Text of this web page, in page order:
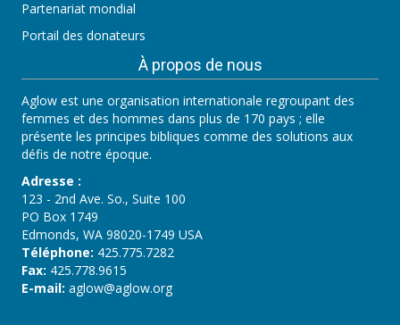
Partenariat mondial
Portail des donateurs
À propos de nous
Aglow est une organisation internationale regroupant des
femmes et des hommes dans plus de 170 pays ; elle
présente les principes bibliques comme des solutions aux
défis de notre époque.
Adresse :
123 - 2nd Ave. So., Suite 100
PO Box 1749
Edmonds, WA 98020-1749 USA
Téléphone: 425.775.7282
Fax: 425.778.9615
E-mail: aglow@aglow.org